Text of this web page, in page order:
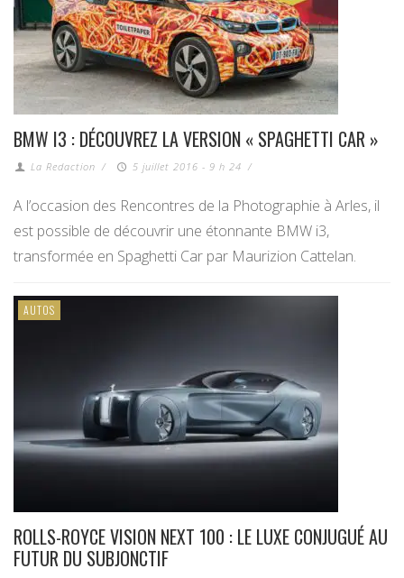
BMW I3 : DÉCOUVREZ LA VERSION « SPAGHETTI CAR »
La Redaction / 5 juillet 2016 - 9 h 24 /
A l’occasion des Rencontres de la Photographie à Arles, il
est possible de découvrir une étonnante BMW i3,
transformée en Spaghetti Car par Maurizion Cattelan.
AUTOS
ROLLS-ROYCE VISION NEXT 100 : LE LUXE CONJUGUÉ AU
FUTUR DU SUBJONCTIF